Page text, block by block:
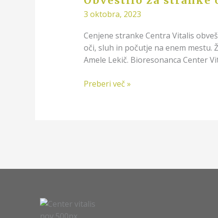
3 oktobra, 2023
Cenjene stranke Centra Vitalis
oči, sluh in počutje na enem mestu.
Amele Lekič. Bioresonanca Center
optike
Preberi več »